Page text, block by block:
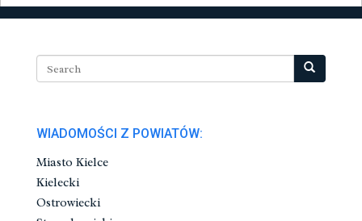
WIADOMOŚCI Z POWIATÓW:
Miasto Kielce
Kielecki
Ostrowiecki